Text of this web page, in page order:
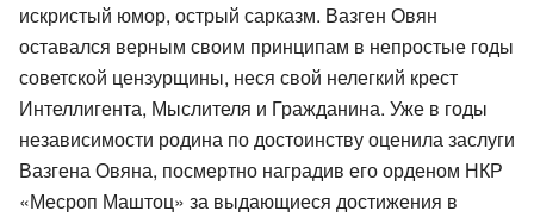
искристый юмор, острый сарказм. Вазген Овян
оставался верным своим принципам в непростые годы
советской цензурщины, неся свой нелегкий крест
Интеллигента, Мыслителя и Гражданина. Уже в годы
независимости родина по достоинству оценила заслуги
Вазгена Овяна, посмертно наградив его орденом НКР
«Месроп Маштоц» за выдающиеся достижения в